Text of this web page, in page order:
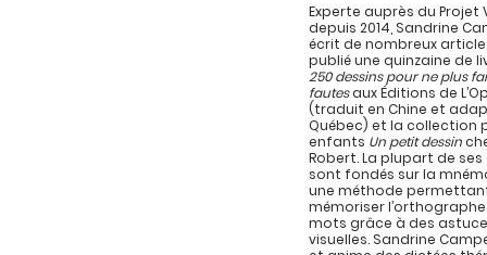
Experte auprès du Projet
depuis 2014, Sandrine
écrit de nombreux
publié une quinzaine de
250 dessins pour ne plus
fautesaux Éditions de
(traduit en Chine et
Québec) et la collection
enfants Un petit dessin
Robert. La plupart de
sont fondés sur la
une méthode
mémoriser
mots grâce à des
visuelles. Sandrine